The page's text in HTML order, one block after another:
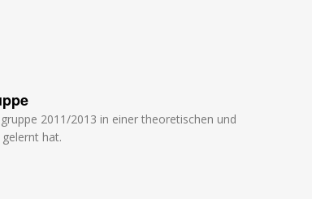
2011/2013 in einer theoretischen und
hat.